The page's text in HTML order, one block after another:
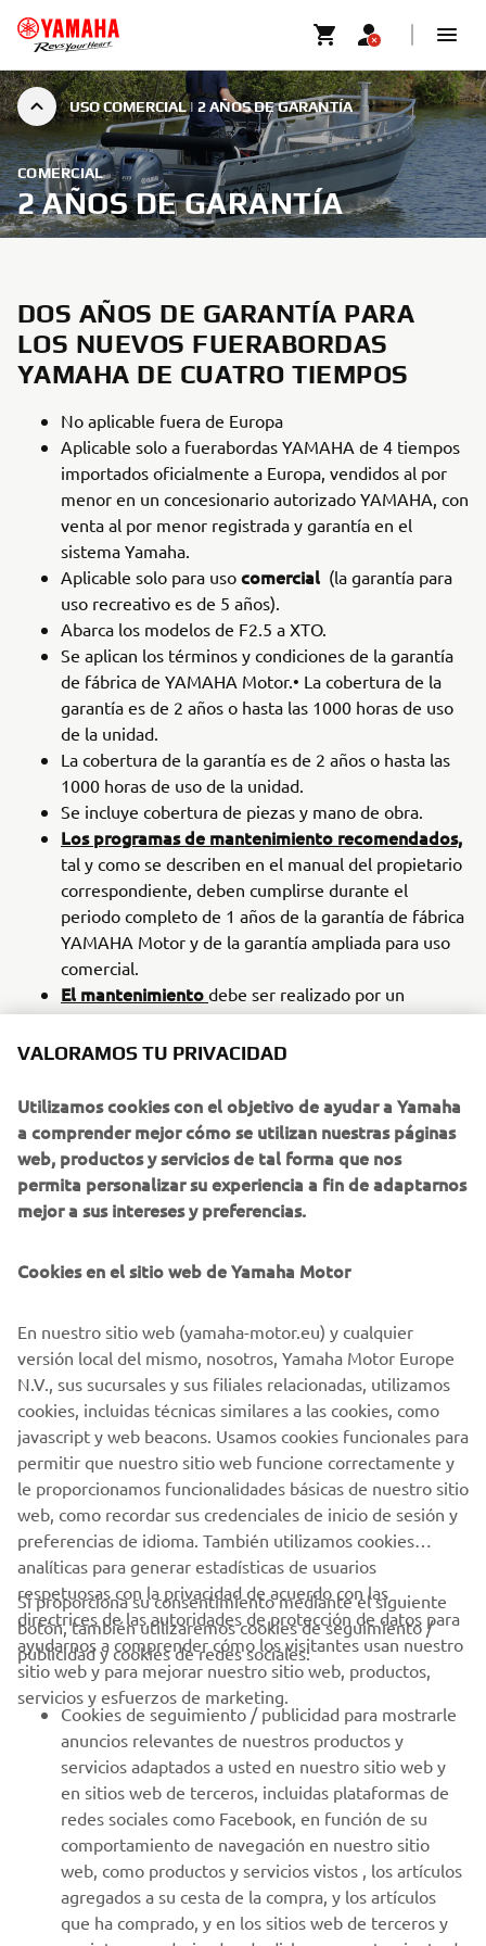
USO COMERCIAL | 2 AÑOS DE GARANTÍA
COMERCIAL
2 AÑOS DE GARANTÍA
DOS AÑOS DE GARANTÍA PARA
LOS NUEVOS FUERABORDAS
YAMAHA DE CUATRO TIEMPOS
No aplicable fuera de Europa
Aplicable solo a fuerabordas YAMAHA de 4 tiempos
importados oficialmente a Europa, vendidos al por
menor en un concesionario autorizado YAMAHA, con
venta al por menor registrada y garantía en el
sistema Yamaha.
Aplicable solo para uso comercial (la garantía para
uso recreativo es de 5 años).
Abarca los modelos de F2.5 a XTO.
Se aplican los términos y condiciones de la garantía
de fábrica de YAMAHA Motor.• La cobertura de la
garantía es de 2 años o hasta las 1000 horas de uso
de la unidad.
La cobertura de la garantía es de 2 años o hasta las
1000 horas de uso de la unidad.
Se incluye cobertura de piezas y mano de obra.
Los programas de mantenimiento recomendados,
tal y como se describen en el manual del propietario
correspondiente, deben cumplirse durante el
periodo completo de 1 años de la garantía de fábrica
YAMAHA Motor y de la garantía ampliada para uso
comercial.
El mantenimiento debe ser realizado por un
concesionario autorizado YAMAHA Motor Outboard
durante el periodo de Garantía Comercial ampliada.
Yamalube entodos los servicios de garantía.
Términos y condiciones
Los fuerabordas Yamaha, importados por Yamaha Motor
Europe N.V. a partir del año de producción 2008,
adquiridos a partir de 2026 para uso comercial, tienen una
años). Todos los fuerabordas de cuatro tiempos
el sistema de garantía Yamaha podrán optar a un periodo
adicional de 1 año, lo que da un total de 2 años de
cobertura de garantía con un límite de uso de 1000 horas.
Todas las coberturas están sujetas a revisiones periódicas,
tal y como se especifica en el correspondiente manual del
propietario de Yamaha. Se pueden solicitar al
concesionario los términos y condiciones completos.
CORPORATIVO
PROFESIONALES
MÁS YAMAHA
AYUDA
BOLETÍN DE NOTICIAS
VALORAMOS TU PRIVACIDAD
Utilizamos cookies con el objetivo de ayudar a Yamaha
a comprender mejor cómo se utilizan nuestras páginas
web, productos y servicios de tal forma que nos
permita personalizar su experiencia a fin de adaptarnos
mejor a sus intereses y preferencias.
Cookies en el sitio web de Yamaha Motor
En nuestro sitio web (yamaha-motor.eu) y cualquier
versión local del mismo, nosotros, Yamaha Motor Europe
N.V., sus sucursales y sus filiales relacionadas, utilizamos
cookies, incluidas técnicas similares a las cookies, como
javascript y web beacons. Usamos cookies funcionales para
permitir que nuestro sitio web funcione correctamente y
le proporcionamos funcionalidades básicas de nuestro sitio
web, como recordar sus credenciales de inicio de sesión y
preferencias de idioma. También utilizamos cookies
analíticas para generar estadísticas de usuarios
respetuosas con la privacidad de acuerdo con las
directrices de las autoridades de protección de datos para
ayudarnos a comprender cómo los visitantes usan nuestro
sitio web y para mejorar nuestro sitio web, productos,
servicios y esfuerzos de marketing.
Si proporciona su consentimiento mediante el siguiente
botón, también utilizaremos cookies de seguimiento /
publicidad y cookies de redes sociales:
Cookies de seguimiento / publicidad para mostrarle
anuncios relevantes de nuestros productos y
servicios adaptados a usted en nuestro sitio web y
en sitios web de terceros, incluidas plataformas de
redes sociales como Facebook, en función de su
comportamiento de navegación en nuestro sitio
web, como productos y servicios vistos , los artículos
agregados a su cesta de la compra, y los artículos
que ha comprado, y en los sitios web de terceros y